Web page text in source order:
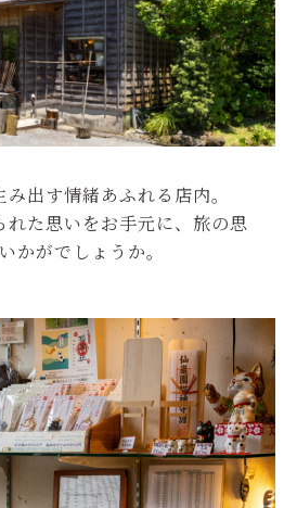
出す情緒あふれる店内。
れた思いをお手元に、旅の思
かがでしょうか。